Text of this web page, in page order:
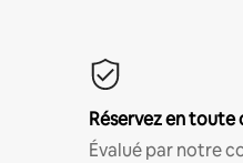
Réservez en
Évalué par notre